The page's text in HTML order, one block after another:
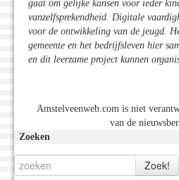
gaat om gelijke kansen voor ieder
vanzelfsprekendheid. Digitale
voor de ontwikkeling van de jeugd.
gemeente en het bedrijfsleven hier
en dit leerzame project kunnen
Amstelveenweb.com is niet
van de
Zoeken